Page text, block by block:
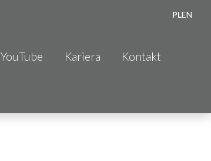
YouTube Kariera Kontakt
PLEN